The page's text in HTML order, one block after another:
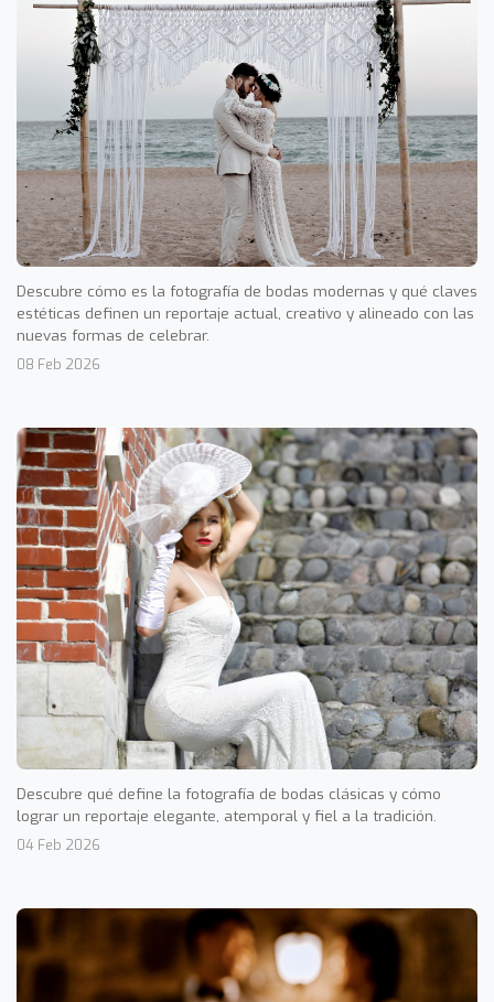
Descubre cómo es la fotografía de bodas modernas y qué claves
estéticas definen un reportaje actual, creativo y alineado con las
nuevas formas de celebrar.
08 Feb 2026
Descubre qué define la fotografía de bodas clásicas y cómo
lograr un reportaje elegante, atemporal y fiel a la tradición.
04 Feb 2026